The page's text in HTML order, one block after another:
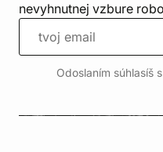
nevyhnutnej vzbure
Odoslaním súhlasíš